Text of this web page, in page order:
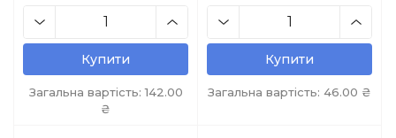
Купити
Загальна вартість:142.00
₴
Купити
Загальна вартість: 46.00 ₴